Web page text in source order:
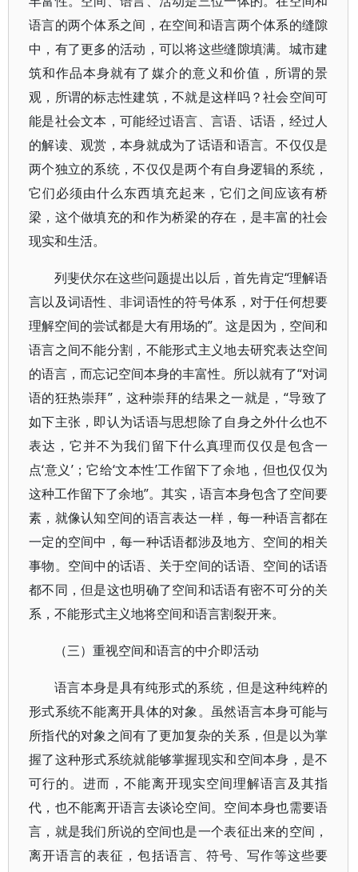
语言的两个体系之间，在空间和语言两个体系的缝隙
中，有了更多的活动，可以将这些缝隙填满。城市建
筑和作品本身就有了媒介的意义和价值，所谓的景
观，所谓的标志性建筑，不就是这样吗？社会空间可
能是社会文本，可能经过语言、言语、话语，经过人
的解读、观赏，本身就成为了话语和语言。不仅仅是
两个独立的系统，不仅仅是两个有自身逻辑的系统，
它们必须由什么东西填充起来，它们之间应该有桥
梁，这个做填充的和作为桥梁的存在，是丰富的社会
现实和生活。
列斐伏尔在这些问题提出以后，首先肯定“理解语
言以及词语性、非词语性的符号体系，对于任何想要
理解空间的尝试都是大有用场的”。这是因为，空间和
语言之间不能分割，不能形式主义地去研究表达空间
的语言，而忘记空间本身的丰富性。所以就有了“对词
语的狂热崇拜”，这种崇拜的结果之一就是，“导致了
如下主张，即认为话语与思想除了自身之外什么也不
表达，它并不为我们留下什么真理而仅仅是包含一
点‘意义’；它给‘文本性’工作留下了余地，但也仅仅为
这种工作留下了余地”。其实，语言本身包含了空间要
素，就像认知空间的语言表达一样，每一种语言都在
一定的空间中，每一种话语都涉及地方、空间的相关
事物。空间中的话语、关于空间的话语、空间的话语
都不同，但是这也明确了空间和话语有密不可分的关
系，不能形式主义地将空间和语言割裂开来。
（三）重视空间和语言的中介即活动
语言本身是具有纯形式的系统，但是这种纯粹的
形式系统不能离开具体的对象。虽然语言本身可能与
所指代的对象之间有了更加复杂的关系，但是以为掌
握了这种形式系统就能够掌握现实和空间本身，是不
可行的。进而，不能离开现实空间理解语言及其指
代，也不能离开语言去谈论空间。空间本身也需要语
言，就是我们所说的空间也是一个表征出来的空间，
离开语言的表征，包括语言、符号、写作等这些要